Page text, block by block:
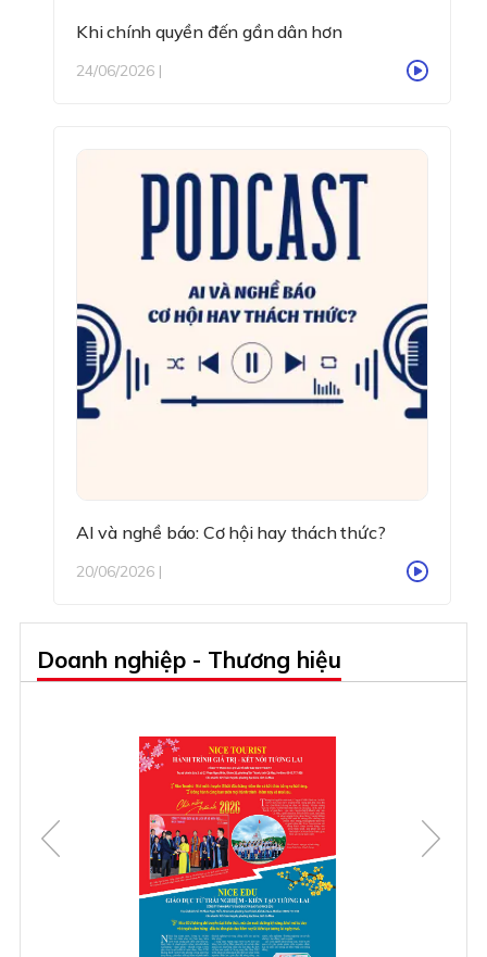
Khi chính quyền đến gần dân hơn
24/06/2026 |
AI và nghề báo: Cơ hội hay thách thức?
20/06/2026 |
Doanh nghiệp - Thương hiệu